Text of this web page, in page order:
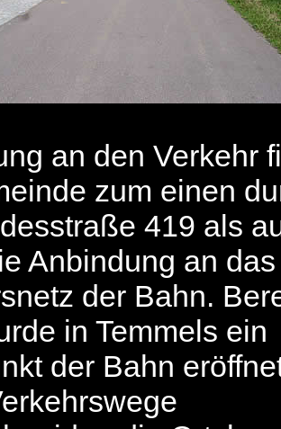
an den Verkehr
zum einen
419 als
Anbindung an das
der Bahn.
in Temmels ein
der Bahn